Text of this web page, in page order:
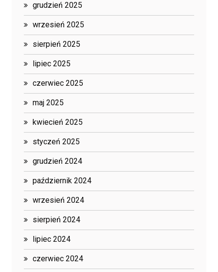
grudzień 2025
wrzesień 2025
sierpień 2025
lipiec 2025
czerwiec 2025
maj 2025
kwiecień 2025
styczeń 2025
grudzień 2024
październik 2024
wrzesień 2024
sierpień 2024
lipiec 2024
czerwiec 2024